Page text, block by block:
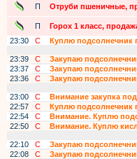
П Отруби пшеничные,
П Горох 1 класс,
23:30
С
Куплю подсолнечник
23:39
С
Закупаю
23:37
С
Закупаю
23:36
С
Закупаю
23:00
С
Внимание закупка
22:57
С
Куплю подсолнечник
22:54
С
Внимание. Куплю
22:50
С
Внимание. Куплю
22:10
С
Закупаю
22:08
С
Закупаю